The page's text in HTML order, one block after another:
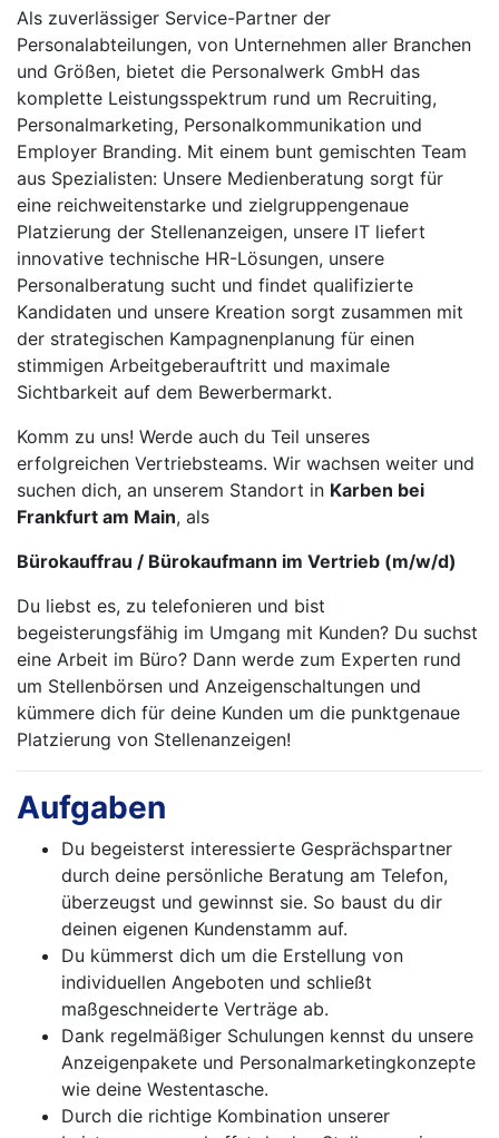
Als zuverlässiger Service-Partner der
Personalabteilungen, von Unternehmen aller Branchen
und Größen, bietet die Personalwerk GmbH das
komplette Leistungsspektrum rund um Recruiting,
Personalmarketing, Personalkommunikation und
Employer Branding. Mit einem bunt gemischten Team
aus Spezialisten: Unsere Medienberatung sorgt für
eine reichweitenstarke und zielgruppengenaue
Platzierung der Stellenanzeigen, unsere IT liefert
innovative technische HR-Lösungen, unsere
Personalberatung sucht und findet qualifizierte
Kandidaten und unsere Kreation sorgt zusammen mit
der strategischen Kampagnenplanung für einen
stimmigen Arbeitgeberauftritt und maximale
Sichtbarkeit auf dem Bewerbermarkt.
Komm zu uns! Werde auch du Teil unseres
erfolgreichen Vertriebsteams. Wir wachsen weiter und
suchen dich, an unserem Standort in Karben bei
Frankfurt am Main, als
Bürokauffrau / Bürokaufmann im Vertrieb (m/w/d)
Du liebst es, zu telefonieren und bist
begeisterungsfähig im Umgang mit Kunden? Du suchst
eine Arbeit im Büro? Dann werde zum Experten rund
um Stellenbörsen und Anzeigenschaltungen und
kümmere dich für deine Kunden um die punktgenaue
Platzierung von Stellenanzeigen!
Aufgaben
Du begeisterst interessierte Gesprächspartner
durch deine persönliche Beratung am Telefon,
überzeugst und gewinnst sie. So baust du dir
deinen eigenen Kundenstamm auf.
Du kümmerst dich um die Erstellung von
individuellen Angeboten und schließt
maßgeschneiderte Verträge ab.
Dank regelmäßiger Schulungen kennst du unsere
Anzeigenpakete und Personalmarketingkonzepte
wie deine Westentasche.
Durch die richtige Kombination unserer